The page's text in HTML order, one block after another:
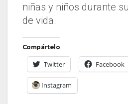
niñas y niños durante
de vida.
Compártelo
Twitter Facebook
Instagram